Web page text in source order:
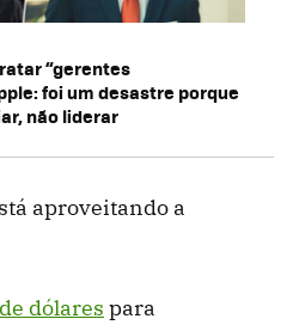
“gerentes
foi um desastre porque
não liderar
aproveitando a
dólares para